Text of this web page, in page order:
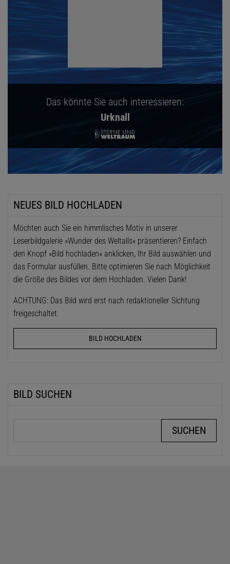
Das könnte Sie auch interessieren:
Urknall
NEUES BILD HOCHLADEN
Möchten auch Sie ein himmlisches Motiv in unserer
Leserbildgalerie »Wunder des Weltalls« präsentieren? Einfach
den Knopf »Bild hochladen« anklicken, Ihr Bild auswählen und
das Formular ausfüllen. Bitte optimieren Sie nach Möglichkeit
die Größe des Bildes vor dem Hochladen. Vielen Dank!
ACHTUNG: Das Bild wird erst nach redaktioneller Sichtung
freigeschaltet.
BILD HOCHLADEN
BILD SUCHEN